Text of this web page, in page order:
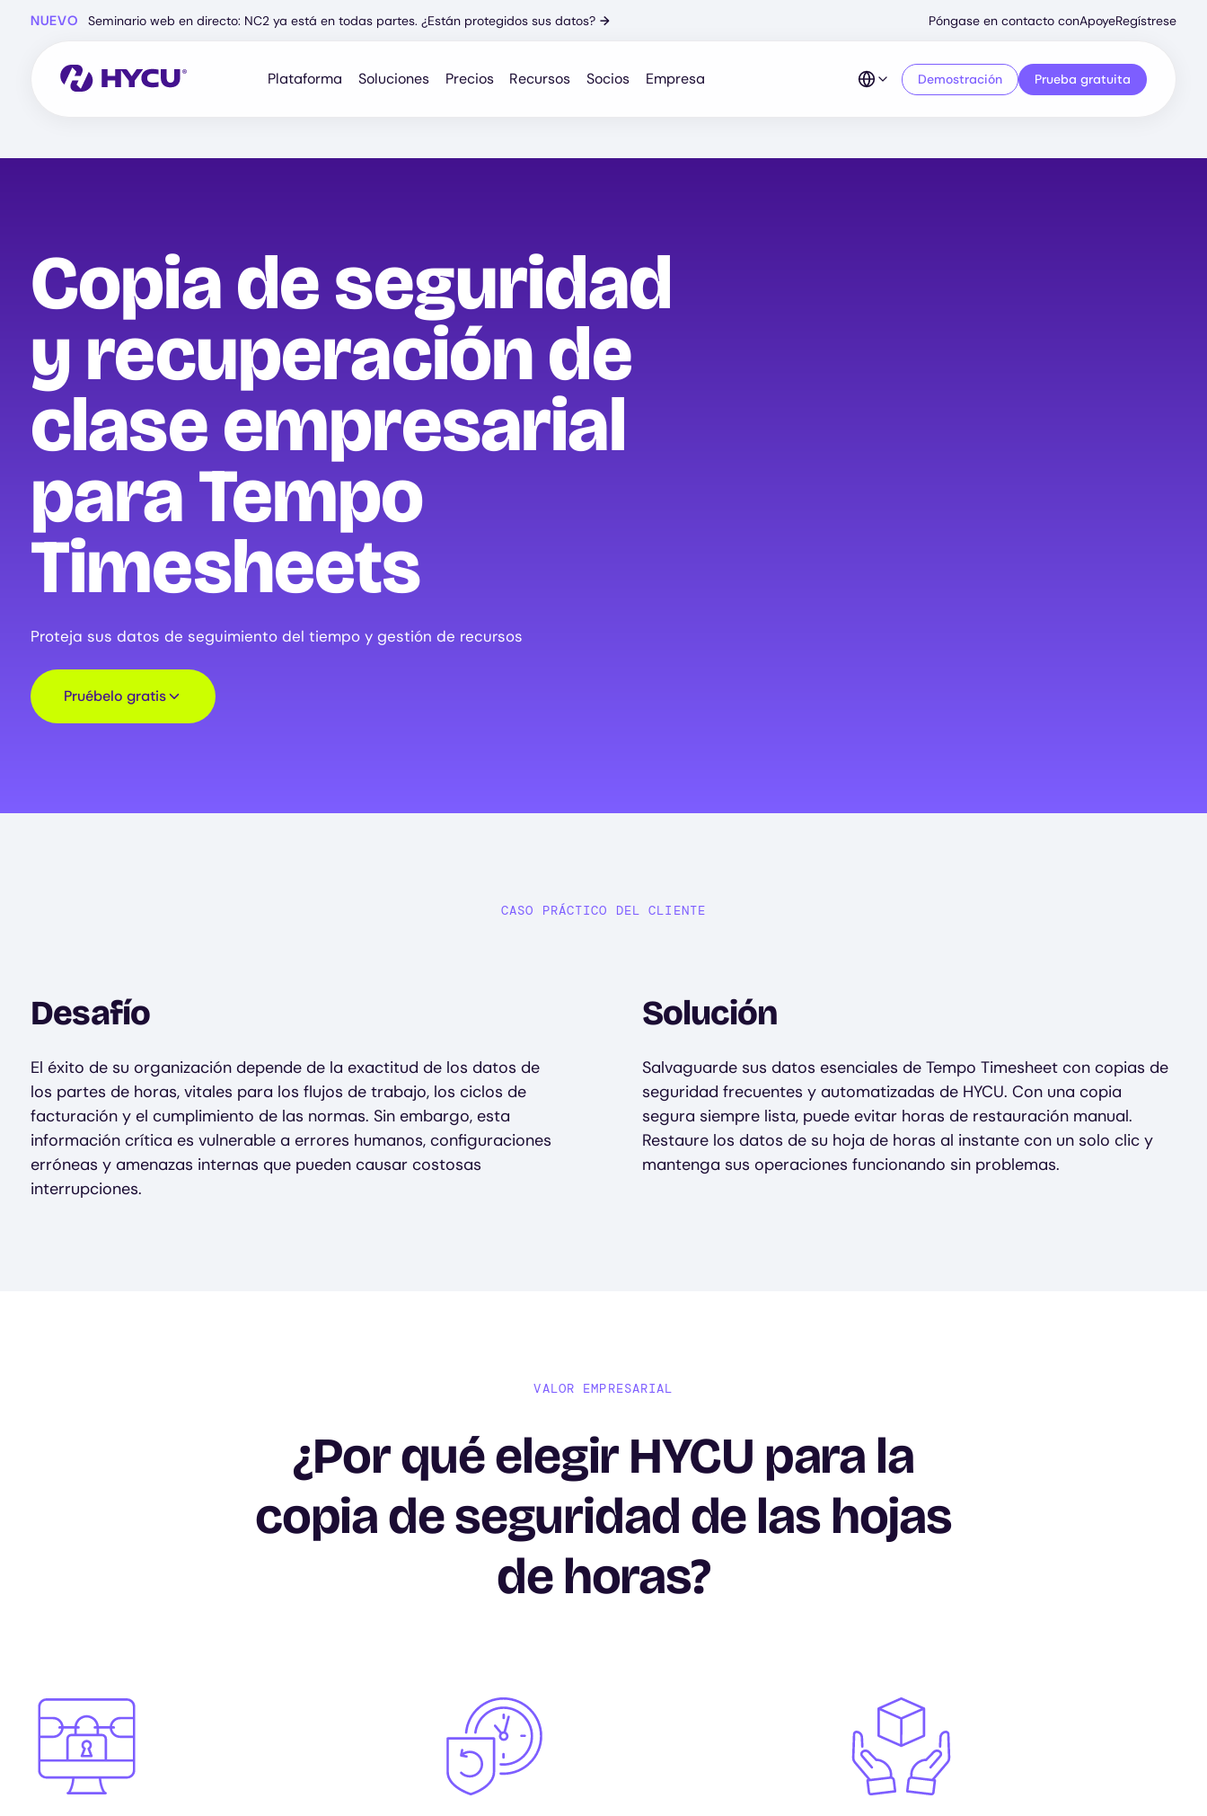
NUEVO Seminario web en directo: NC2 ya está en todas partes. ¿Están protegidos sus datos? →
Secondary
Menu
Póngase en contacto conApoyeRegístrese
Plataforma Soluciones Precios Recursos Socios Empresa Demostración Prueba gratuita
Copia de seguridad
y recuperación de
clase empresarial
para Tempo
Timesheets
Proteja sus datos de seguimiento del tiempo y gestión de recursos
Pruébelo gratis
CASO PRÁCTICO DEL CLIENTE
Desafío
El éxito de su organización depende de la exactitud de los datos de
los partes de horas, vitales para los flujos de trabajo, los ciclos de
facturación y el cumplimiento de las normas. Sin embargo, esta
información crítica es vulnerable a errores humanos, configuraciones
erróneas y amenazas internas que pueden causar costosas
interrupciones.
Solución
Salvaguarde sus datos esenciales de Tempo Timesheet con copias de
seguridad frecuentes y automatizadas de HYCU. Con una copia
segura siempre lista, puede evitar horas de restauración manual.
Restaure los datos de su hoja de horas al instante con un solo clic y
mantenga sus operaciones funcionando sin problemas.
VALOR EMPRESARIAL
¿Por qué elegir HYCU para la
copia de seguridad de las hojas
de horas?
Image Image Image